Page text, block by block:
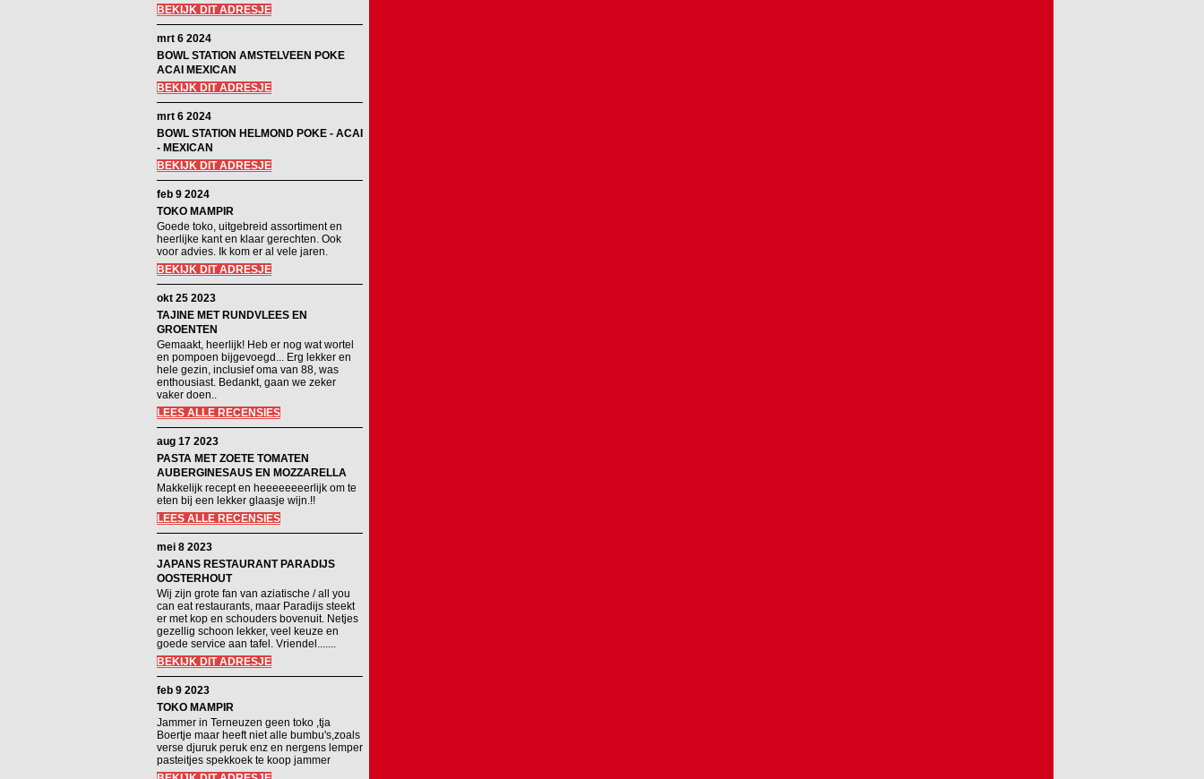
BEKIJK DIT ADRESJE
mrt 6 2024
BOWL STATION AMSTELVEEN POKE
ACAI MEXICAN
BEKIJK DIT ADRESJE
mrt 6 2024
BOWL STATION HELMOND POKE - ACAI
- MEXICAN
BEKIJK DIT ADRESJE
feb 9 2024
TOKO MAMPIR
Goede toko, uitgebreid assortiment en
heerlijke kant en klaar gerechten. Ook
voor advies. Ik kom er al vele jaren.
BEKIJK DIT ADRESJE
okt 25 2023
TAJINE MET RUNDVLEES EN
GROENTEN
Gemaakt, heerlijk! Heb er nog wat wortel
en pompoen bijgevoegd... Erg lekker en
hele gezin, inclusief oma van 88, was
enthousiast. Bedankt, gaan we zeker
vaker doen..
LEES ALLE RECENSIES
aug 17 2023
PASTA MET ZOETE TOMATEN
AUBERGINESAUS EN MOZZARELLA
Makkelijk recept en heeeeeeeerlijk om te
eten bij een lekker glaasje wijn.!!
LEES ALLE RECENSIES
mei 8 2023
JAPANS RESTAURANT PARADIJS
OOSTERHOUT
Wij zijn grote fan van aziatische / all you
can eat restaurants, maar Paradijs steekt
er met kop en schouders bovenuit. Netjes
gezellig schoon lekker, veel keuze en
goede service aan tafel. Vriendel.......
BEKIJK DIT ADRESJE
feb 9 2023
TOKO MAMPIR
Jammer in Terneuzen geen toko ,tja
Boertje maar heeft niet alle bumbu's,zoals
verse djuruk peruk enz en nergens lemper
pasteitjes spekkoek te koop jammer